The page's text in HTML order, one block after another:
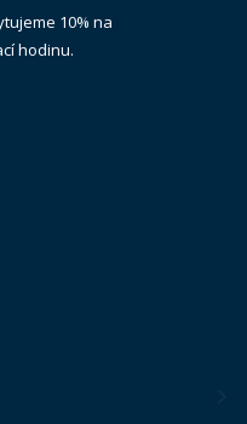
10% na
hodinu.